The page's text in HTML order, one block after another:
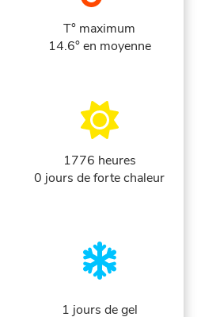
T° maximum
14.6° en moyenne
1776 heures
0 jours de forte chaleur
1 jours de gel